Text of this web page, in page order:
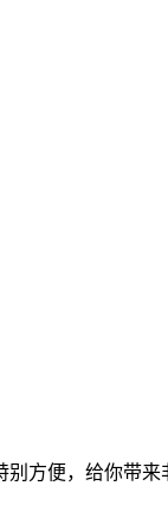
方便，给你带